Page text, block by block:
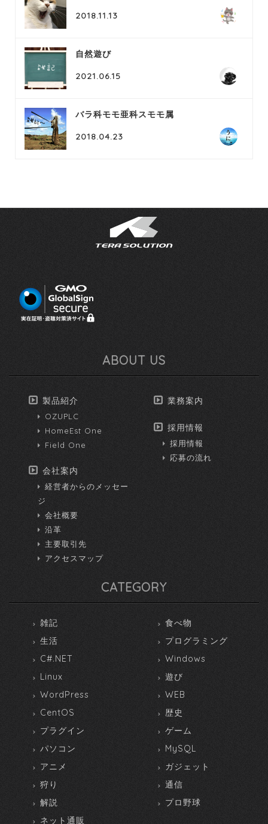
2018.11.13
自然遊び
2021.06.15
バラ科モモ亜科スモモ属
2018.04.23
ABOUT US
製品紹介
OZUPLC
HomeEst One
Field One
会社案内
経営者からのメッセー
ジ
会社概要
沿革
主要取引先
アクセスマップ
業務案内
採用情報
採用情報
応募の流れ
CATEGORY
雑記
食べ物
生活
プログラミング
C#.NET
Windows
Linux
遊び
WordPress
WEB
CentOS
歴史
プラグイン
ゲーム
パソコン
MySQL
アニメ
ガジェット
狩り
通信
解説
プロ野球
ネット通販